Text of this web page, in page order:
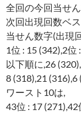
全回の今回当せ
次回出現回数ベ
当せん数字(出現
1位 : 15 (342),2位
以下順に,26
8 (318),21 (316),6
ワースト10は,
43位 : 17 (271),42